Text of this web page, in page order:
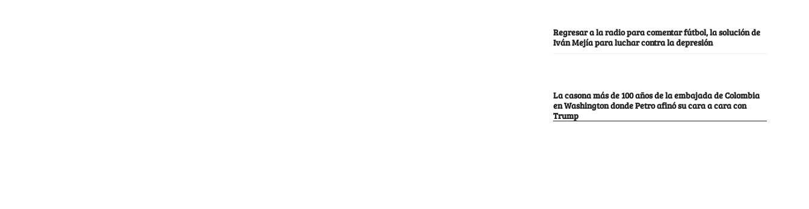
Regresar a la radio para comentar fútbol, la solución de
Iván Mejía para luchar contra la depresión
La casona más de 100 años de la embajada de Colombia
en Washington donde Petro afinó su cara a cara con
Trump